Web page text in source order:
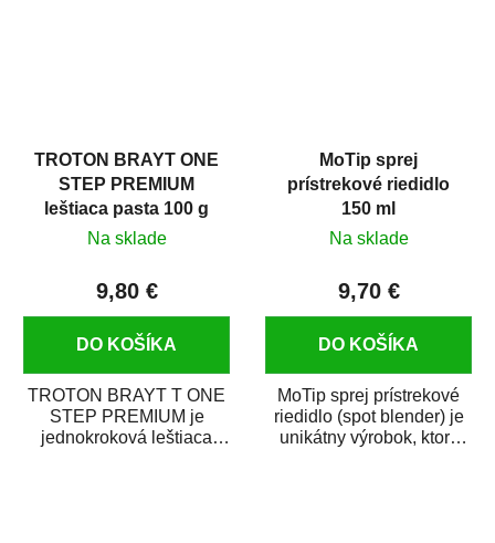
TROTON BRAYT ONE
STEP PREMIUM
leštiaca pasta 100 g
Na sklade
9,80 €
DO KOŠÍKA
TROTON BRAYT T ONE
STEP PREMIUM je
jednokroková leštiaca
MoTip sprej
prístrekové riedidlo
150 ml
Na sklade
9,70 €
DO KOŠÍKA
MoTip sprej prístrekové
riedidlo (spot blender) je
unikátny výrobok, ktorý